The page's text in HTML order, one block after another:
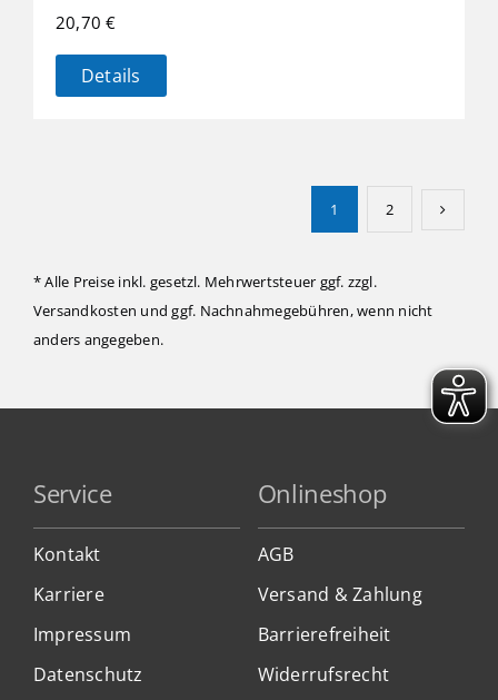
20,70€
Details
1 2
* Alle Preise inkl. gesetzl. Mehrwertsteuer ggf. zzgl.
Versandkosten und ggf. Nachnahmegebühren, wenn nicht
anders angegeben.
Service
Kontakt
Karriere
Impressum
Datenschutz
Onlineshop
AGB
Versand & Zahlung
Barrierefreiheit
Widerrufsrecht